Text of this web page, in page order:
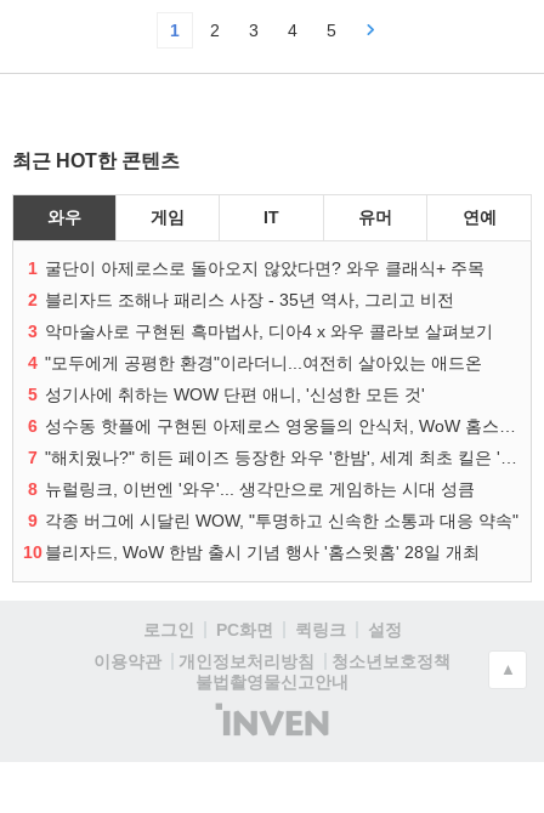
1 2 3 4 5
최근 HOT한 콘텐츠
와우 게임 IT 유머 연예
1 굴단이 아제로스로 돌아오지 않았다면? 와우 클래식+ 주목
2 블리자드 조해나 패리스 사장 - 35년 역사, 그리고 비전
3 악마술사로 구현된 흑마법사, 디아4 x 와우 콜라보 살펴보기
4 "모두에게 공평한 환경"이라더니...여전히 살아있는 애드온
5 성기사에 취하는 WOW 단편 애니, '신성한 모든 것'
6
7
8 뉴럴링크, 이번엔 '와우'... 생각만으로 게임하는 시대 성큼
9 각종 버그에 시달린 WOW, "투명하고 신속한 소통과 대응 약속"
10블리자드, WoW 한밤 출시 기념 행사 '홈스윗홈' 28일 개최
로그인 PC화면 퀵링크
설정
이용약관
개인정보처리방침
청소년보호정책
불법촬영물신고안내
(주)
인
▲